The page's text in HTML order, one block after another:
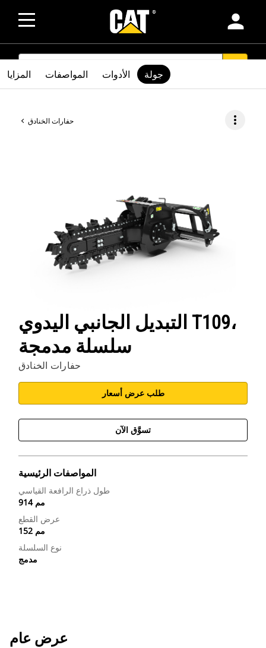
person
SEARCH
حفارات الخنادق more_vert
التبديل الجانبي اليدوي T109،
سلسلة مدمجة
حفارات الخنادق
طلب عرض أسعار
تسوَّق الآن
المواصفات الرئيسية
طول ذراع الرافعة القياسي
914 مم
عرض القطع
152 مم
نوع السلسلة
مدمج
المزايا المواصفات الأدوات جولة
عرض عام